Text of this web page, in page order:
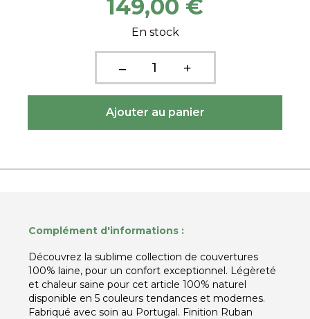
149,00 €
En stock
Complément d'informations :
Découvrez la sublime collection de couvertures
100% laine, pour un confort exceptionnel. Légèreté
et chaleur saine pour cet article 100% naturel
disponible en 5 couleurs tendances et modernes.
Fabriqué avec soin au Portugal. Finition Ruban